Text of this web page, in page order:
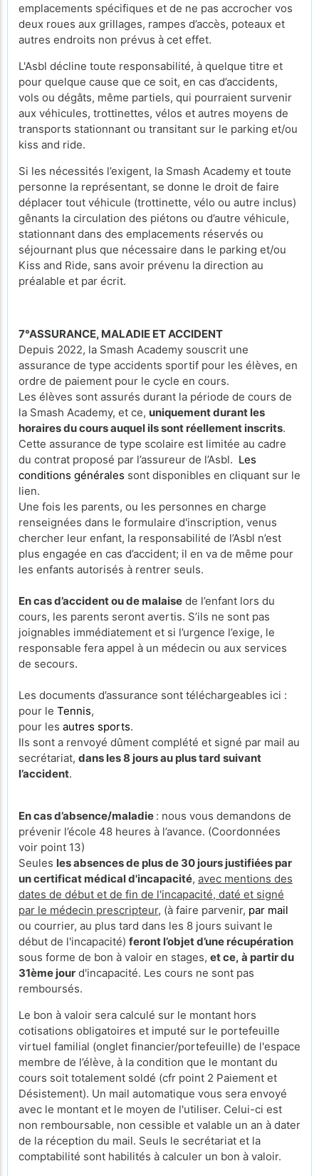
emplacements spécifiques et de ne pas accrocher vos
deux roues aux grillages, rampes d’accès, poteaux et
autres endroits non prévus à cet effet.
L'Asbl décline toute responsabilité, à quelque titre et
pour quelque cause que ce soit, en cas d’accidents,
vols ou dégâts, même partiels, qui pourraient survenir
aux véhicules, trottinettes, vélos et autres moyens de
transports stationnant ou transitant sur le parking et/ou
kiss and ride.
Si les nécessités l’exigent, la Smash Academy et toute
personne la représentant, se donne le droit de faire
déplacer tout véhicule (trottinette, vélo ou autre inclus)
gênants la circulation des piétons ou d’autre véhicule,
stationnant dans des emplacements réservés ou
séjournant plus que nécessaire dans le parking et/ou
Kiss and Ride, sans avoir prévenu la direction au
préalable et par écrit.
7°ASSURANCE, MALADIE ET ACCIDENT
Depuis 2022, la Smash Academy souscrit une
assurance de type accidents sportif pour les élèves, en
ordre de paiement pour le cycle en cours.
Les élèves sont assurés durant la période de cours de
la Smash Academy, et ce, uniquement durant les
horaires du cours auquel ils sont réellement inscrits.
Cette assurance de type scolaire est limitée au cadre
du contrat proposé par l’assureur de l’Asbl. Les
conditions générales sont disponibles en cliquant sur le
lien.
Une fois les parents, ou les personnes en charge
renseignées dans le formulaire d'inscription, venus
chercher leur enfant, la responsabilité de l’Asbl n’est
plus engagée en cas d’accident; il en va de même pour
les enfants autorisés à rentrer seuls.
En cas d’accident ou de malaise de l’enfant lors du
cours, les parents seront avertis. S’ils ne sont pas
joignables immédiatement et si l’urgence l’exige, le
responsable fera appel à un médecin ou aux services
de secours.
Les documents d’assurance sont téléchargeables ici :
pour le Tennis,
pour les autres sports.
Ils sont a renvoyé dûment complété et signé par mail au
secrétariat, dans les 8 jours au plus tard suivant
l’accident.
En cas d’absence/maladie : nous vous demandons de
prévenir l’école 48 heures à l’avance. (Coordonnées
voir point 13)
Seules les absences de plus de 30 jours justifiées par
un certificat médical d'incapacité, avec mentions des
dates de début et de fin de l'incapacité, daté et signé
par le médecin prescripteur, (à faire parvenir, par mail
ou courrier, au plus tard dans les 8 jours suivant le
début de l'incapacité) feront l’objet d’une récupération
sous forme de bon à valoir en stages, et ce, à partir du
31ème jour d'incapacité. Les cours ne sont pas
remboursés.
Le bon à valoir sera calculé sur le montant hors
cotisations obligatoires et imputé sur le portefeuille
virtuel familial (onglet financier/portefeuille) de l'espace
membre de l’élève, à la condition que le montant du
cours soit totalement soldé (cfr point 2 Paiement et
Désistement). Un mail automatique vous sera envoyé
avec le montant et le moyen de l'utiliser. Celui-ci est
non remboursable, non cessible et valable un an à dater
de la réception du mail. Seuls le secrétariat et la
comptabilité sont habilités à calculer un bon à valoir.